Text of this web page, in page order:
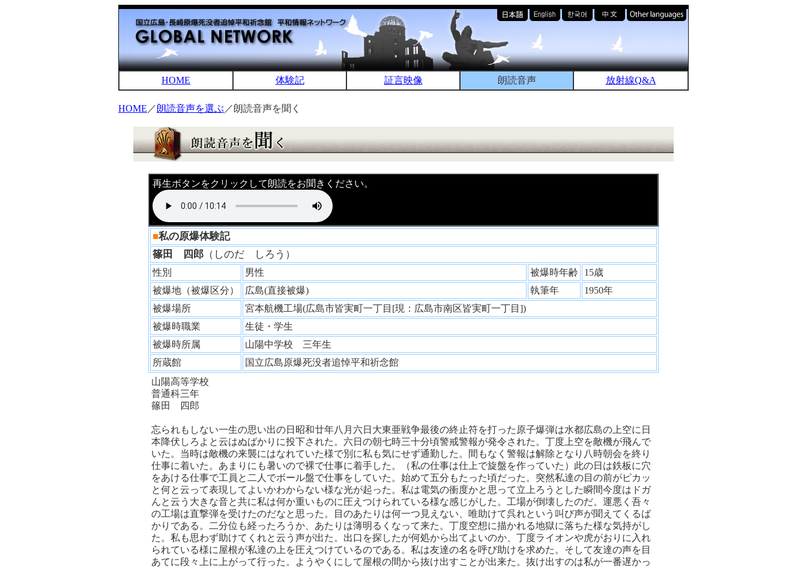
HOME 体験記 証言映像 朗読音声 放射線Q&A
HOME ／朗読音声を選ぶ ／朗読音声を聞く
再生ボタンをクリックして朗読をお聞きください。
■私の原爆体験記
篠田 四郎 （しのだ しろう）
性別 男性 被爆時年齢
15歳
被爆地（被爆区分）
広島(直接被爆) 執筆年
1950年
被爆場所
宮本航機工場(広島市皆実町一丁目[現：広島市南区皆実町一丁目])
被爆時職業
生徒・学生
被爆時所属
山陽中学校 三年生
所蔵館
国立広島原爆死没者追悼平和祈念館
山陽高等学校
普通科三年
篠田 四郎
忘られもしない一生の思い出の日昭和廿年八月六日大東亜戦争最後の終止符を打った原子爆弾は水都広島の上空に日
本降伏しろよと云はぬばかりに投下された。六日の朝七時三十分頃警戒警報が発令された。丁度上空を敵機が飛んで
いた。当時は敵機の来襲にはなれていた様で別に私も気にせず通勤した。間もなく警報は解除となり八時朝会を終り
仕事に着いた。あまりにも暑いので裸で仕事に着手した。（私の仕事は仕上で旋盤を作っていた）此の日は鉄板に穴
をあける仕事で工員と二人でボール盤で仕事をしていた。始めて五分もたった頃だった。突然私達の目の前がピカッ
と何と云って表現してよいかわからない様な光が起った。私は電気の衝度かと思って立上ろうとした瞬間今度はドガ
んと云う大きな音と共に私は何か重いものに圧えつけられている様な感じがした。工場が倒壊したのだ。運悪く吾々
の工場は直撃弾を受けたのだなと思った。目のあたりは何一つ見えない、唯助けて呉れという叫び声が聞えてくるば
かりである。二分位も経ったろうか、あたりは薄明るくなって来た。丁度空想に描かれる地獄に落ちた様な気持がし
た。私も思わず助けてくれと云う声が出た。出口を探したが何処から出てよいのか、丁度ライオンや虎がおりに入れ
られている様に屋根が私達の上を圧えつけているのである。私は友達の名を呼び助けを求めた。そして友達の声を目
あてに段々上に上がって行った。ようやくにして屋根の間から抜け出すことが出来た。抜け出すのは私が一番遅かっ